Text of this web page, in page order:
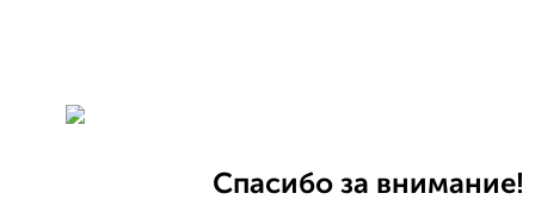
Спасибо за внимание!